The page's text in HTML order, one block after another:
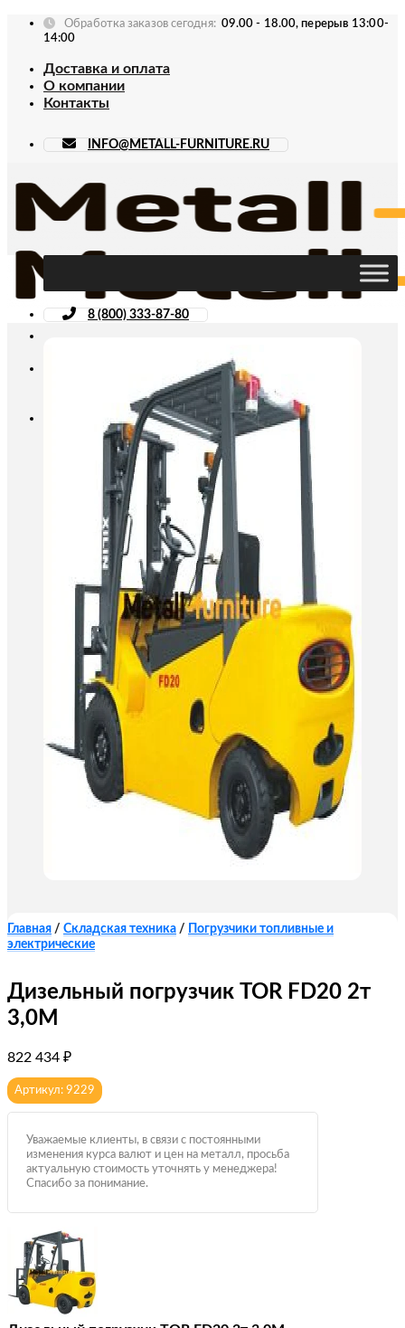
Skip
Обработка заказов сегодня: 09.00 - 18.00, перерыв 13:00-
14:00
Доставка и оплата
О компании
Контакты
INFO@METALL-FURNITURE.RU
8 (800) 333-87-80
Главная / Складская техника /
Погрузчики топливные и
электрические
Дизельный погрузчик TOR FD20 2т
3,0M
822 434 ₽
Артикул: 9229
Уважаемые клиенты, в связи с постоянными
изменения курса валют и цен на металл, просьба
актуальную стоимость уточнять у менеджера!
Спасибо за понимание.